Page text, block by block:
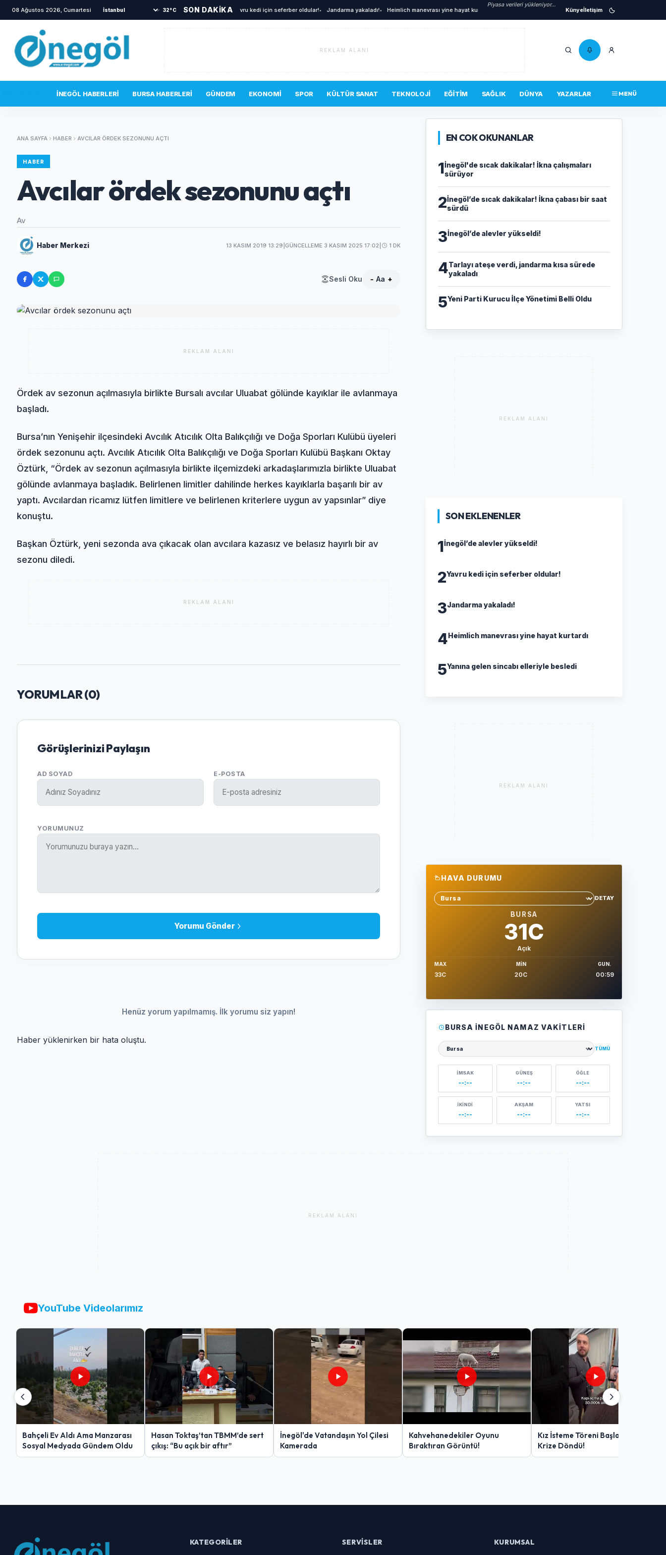
08 Ağustos 2026, Cumartesi 32°C SON DAKİKA
İnegöl’de alevler yükseldi!• Yavru kedi için seferber oldular!• Jandarma yakaladı!• Heimlich manevrası yine hayat kurtardı• Yanına gelen sincabı elleriyle besledi• İnegöl’de sıcak
Piyasa verileri yükleniyor...
Künyeİletişim
REKLAM ALANI
İNEGÖL HABERLERI BURSA HABERLERI GÜNDEM EKONOMI SPOR KÜLTÜR SANAT TEKNOLOJI EĞITIM SAĞLIK DÜNYA YAZARLAR MENÜ
ANA SAYFA HABER AVCILAR ÖRDEK SEZONUNU AÇTI
HABER
Avcılar ördek sezonunu açtı
Av
Haber Merkezi 13 KASIM 2019 13:29 GÜNCELLEME 3 KASIM 2025 17:02 1 DK
Sesli Oku - Aa +
REKLAM ALANI
Ördek av sezonun açılmasıyla birlikte Bursalı avcılar Uluabat gölünde kayıklar ile avlanmaya
başladı.
Bursa’nın Yenişehir ilçesindeki Avcılık Atıcılık Olta Balıkçılığı ve Doğa Sporları Kulübü üyeleri
ördek sezonunu açtı. Avcılık Atıcılık Olta Balıkçılığı ve Doğa Sporları Kulübü Başkanı Oktay
Öztürk, “Ördek av sezonun açılmasıyla birlikte ilçemizdeki arkadaşlarımızla birlikte Uluabat
gölünde avlanmaya başladık. Belirlenen limitler dahilinde herkes kayıklarla başarılı bir av
yaptı. Avcılardan ricamız lütfen limitlere ve belirlenen kriterlere uygun av yapsınlar” diye
konuştu.
Başkan Öztürk, yeni sezonda ava çıkacak olan avcılara kazasız ve belasız hayırlı bir av
sezonu diledi.
REKLAM ALANI
YORUMLAR (0)
Görüşlerinizi Paylaşın
AD SOYAD E-POSTA
YORUMUNUZ
Yorumu Gönder
Henüz yorum yapılmamış. İlk yorumu siz yapın!
Haber yüklenirken bir hata oluştu.
EN COK OKUNANLAR
1İnegöl'de sıcak dakikalar! İkna çalışmaları
sürüyor
2İnegöl’de sıcak dakikalar! İkna çabası bir saat
sürdü
3İnegöl’de alevler yükseldi!
4Tarlayı ateşe verdi, jandarma kısa sürede
yakaladı
5Yeni Parti Kurucu İlçe Yönetimi Belli Oldu
REKLAM ALANI
SON EKLENENLER
1İnegöl’de alevler yükseldi!
2Yavru kedi için seferber oldular!
3Jandarma yakaladı!
4Heimlich manevrası yine hayat kurtardı
5Yanına gelen sincabı elleriyle besledi
REKLAM ALANI
HAVA DURUMU
Sehir sec
DETAY
BURSA
31C
Açık
MAX
33C
MIN
20C
GUN.
00:59
BURSA İNEGÖL NAMAZ VAKITLERI
Şehir seçin
TÜMÜ
İMSAK
--:--
GÜNEŞ
--:--
ÖĞLE
--:--
İKINDI
--:--
AKŞAM
--:--
YATSI
--:--
REKLAM ALANI
YouTube Videolarımız
Bahçeli Ev Aldı Ama Manzarası
Sosyal Medyada Gündem Oldu
Hasan Toktaş’tan TBMM’de sert
çıkış: “Bu açık bir aftır”
İnegöl'de Vatandaşın Yol Çilesi
Kamerada
Kahvehanedekiler Oyunu
Bıraktıran Görüntü!
Kız İsteme Töreni Başlamadan
Krize Döndü!
KATEGORILER SERVISLER KURUMSAL